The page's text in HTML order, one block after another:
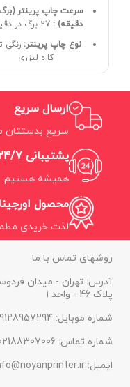
سرعت چاپ پرینتر
دقیقه) : 27 برگ در دقیقه
نوع چاپ پرینتر: رنگی
کاره لیزری
ماهانه:50000 برگه
کارکرد کارتریج یا تونر :
کاربرد پرینتر :
اداری –
پرینتر تک کاره رنگی 454dw
ارسال سریع
سریع بدستتان
پشتیبانی 24/7
همیشه هستیم.
محصول
لذت خریدی
روشهای تماس با ما
آدرس: تهران - میدان
پلاک 46 - واحد 1
شماره موبایل: 09128957294
شماره تماس: 02188307006
ایمیل: info@noyanprinter.ir